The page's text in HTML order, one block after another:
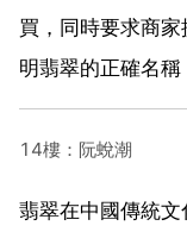
買，同時要求商
明翡翠的正確名稱
14樓：阮蛻潮
翡翠在中國傳統